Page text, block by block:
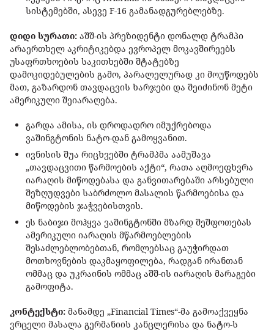
სისტემებში, ასევე F-16 გამანადგურებლებზე.
დიდი სურათი: აშშ-ის პრეზიდენტი დონალდ ტრამპი
არაერთხელ აკრიტიკებდა ევროპელ მოკავშირეებს
უსაფრთხოების საკითხებში შტატებზე
დამოკიდებულების გამო, პარალელურად კი მოუწოდებს
მათ, გაზარდონ თავდაცვის ხარჯები და შეიძინონ მეტი
ამერიკული შეიარაღება.
გარდა ამისა, ის დროდადრო იმუქრებოდა
ვაშინგტონის ნატო-დან გამოყვანით.
ივნისის შუა რიცხვებში ტრამპმა აამუშავა
„თავდაცვითი წარმოების აქტი“, რათა აღმოეფხვრა
იარაღის მიწოდებასა და განვითარებაში არსებული
შეზღუდვები საბრძოლო მასალის წარმოებისა და
მიწოდების ჯაჭვებისთვის.
ეს ნაბიჯი მოჰყვა ვაშინგტონში მზარდ შეშფოთებას
ამერიკული იარაღის მწარმოებლების
შესაძლებლობებთან, რომლებსაც გაუჭირდათ
მოთხოვნების დაკმაყოფილება, რადგან ირანთან
ომმაც და უკრაინის ომმაც აშშ-ის იარაღის მარაგები
გამოფიტა.
კონტექსტი: მანამდე „Financial Times“-მა გამოაქვეყნა
ვრცელი მასალა გერმანიის კანცლერისა და ნატო-ს